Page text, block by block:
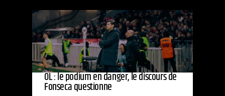
OL : le podium en danger, le discours de
Fonseca questionne